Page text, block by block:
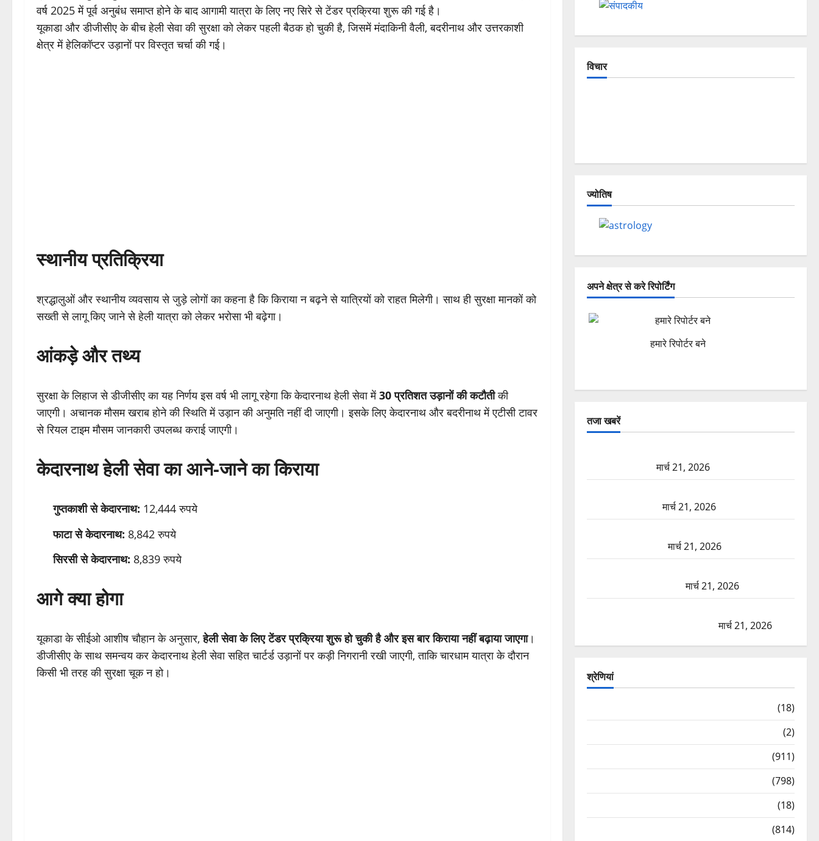
वर्ष 2025 में पूर्व अनुबंध समाप्त होने के बाद आगामी यात्रा के लिए नए सिरे से टेंडर प्रक्रिया शुरू की गई है।
यूकाडा और डीजीसीए के बीच हेली सेवा की सुरक्षा को लेकर पहली बैठक हो चुकी है, जिसमें मंदाकिनी वैली, बदरीनाथ और उत्तरकाशी
क्षेत्र में हेलिकॉप्टर उड़ानों पर विस्तृत चर्चा की गई।
स्थानीय प्रतिक्रिया
श्रद्धालुओं और स्थानीय व्यवसाय से जुड़े लोगों का कहना है कि किराया न बढ़ने से यात्रियों को राहत मिलेगी। साथ ही सुरक्षा मानकों को
सख्ती से लागू किए जाने से हेली यात्रा को लेकर भरोसा भी बढ़ेगा।
आंकड़े और तथ्य
सुरक्षा के लिहाज से डीजीसीए का यह निर्णय इस वर्ष भी लागू रहेगा कि केदारनाथ हेली सेवा में30 प्रतिशत उड़ानों की कटौतीकी
जाएगी। अचानक मौसम खराब होने की स्थिति में उड़ान की अनुमति नहीं दी जाएगी। इसके लिए केदारनाथ और बदरीनाथ में एटीसी टावर
से रियल टाइम मौसम जानकारी उपलब्ध कराई जाएगी।
केदारनाथ हेली सेवा का आने-जाने का किराया
गुप्तकाशी से केदारनाथ: 12,444 रुपये
फाटा से केदारनाथ: 8,842 रुपये
सिरसी से केदारनाथ: 8,839 रुपये
आगे क्या होगा
यूकाडा के सीईओ आशीष चौहान के अनुसार,हेली सेवा के लिए टेंडर प्रक्रिया शुरू हो चुकी है और इस बार किराया नहीं बढ़ाया जाएगा।
डीजीसीए के साथ समन्वय कर केदारनाथ हेली सेवा सहित चार्टर्ड उड़ानों पर कड़ी निगरानी रखी जाएगी, ताकि चारधाम यात्रा के दौरान
किसी भी तरह की सुरक्षा चूक न हो।
विचार
ज्योतिष
अपने क्षेत्र से करे रिपोर्टिंग
हमारे रिपोर्टर बने
तजा खबरें
मार्च 21, 2026
मार्च 21, 2026
मार्च 21, 2026
मार्च 21, 2026
मार्च 21, 2026
श्रेणियां
(18)
(2)
(911)
(798)
(18)
(814)